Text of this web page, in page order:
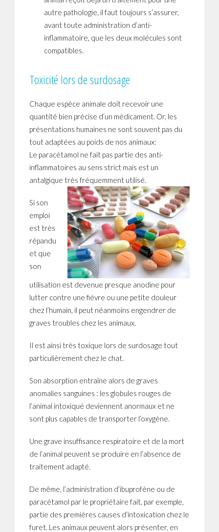
autre pathologie, il faut toujours s’assurer,
avant toute administration d’anti-
inflammatoire, que les deux molécules sont
compatibles.
Toxicité lors de surdosage
Chaque espèce animale doit recevoir une
quantité bien précise d’un médicament. Or, les
présentations humaines ne sont souvent pas du
tout adaptées au poids de nos animaux:
Le paracétamol ne fait pas partie des anti-
inflammatoires au sens strict mais est un
antalgique très fréquemment utilisé.
Si son
emploi
est très
répandu
et que
son
utilisation est devenue presque anodine pour
lutter contre une fièvre ou une petite douleur
chez l’humain, il peut néanmoins engendrer de
graves troubles chez les animaux.
Il est ainsi très toxique lors de surdosage tout
particulièrement chez le chat.
Son absorption entraîne alors de graves
anomalies sanguines : les globules rouges de
l’animal intoxiqué deviennent anormaux et ne
sont plus capables de transporter l’oxygène.
Une grave insuffisance respiratoire et de la mort
de l’animal peuvent se produire en l’absence de
traitement adapté.
De même, l’administration d’ibuprofène ou de
paracétamol par le propriétaire fait, par exemple,
partie des premières causes d’intoxication chez le
furet. Les animaux peuvent alors présenter, en